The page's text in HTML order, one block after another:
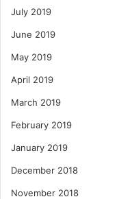
July 2019
June 2019
May 2019
April 2019
March 2019
February 2019
January 2019
December 2018
November 2018